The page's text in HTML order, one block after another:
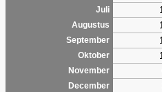
Juli
Augustus
September
Oktober
November
December